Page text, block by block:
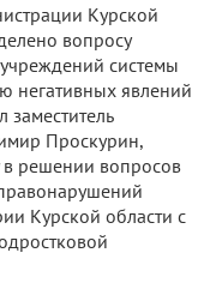
Курской
вопросу
системы
негативных явлений
заместитель
Проскурин,
в решении вопросов
Курской области с